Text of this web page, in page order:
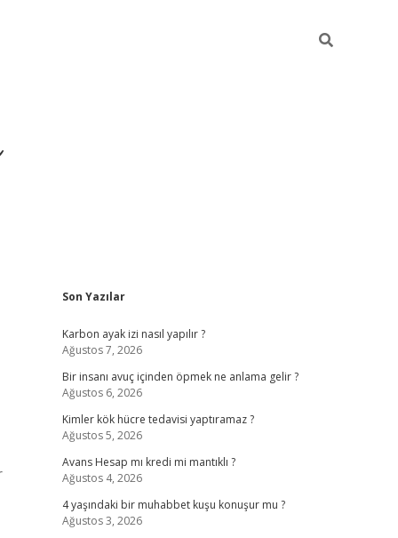
Sidebar
Son Yazılar
Karbon ayak izi nasıl yapılır ?
Ağustos 7, 2026
Bir insanı avuç içinden öpmek ne anlama gelir ?
Ağustos 6, 2026
Kimler kök hücre tedavisi yaptıramaz ?
Ağustos 5, 2026
Avans Hesap mı kredi mi mantıklı ?
Ağustos 4, 2026
4 yaşındaki bir muhabbet kuşu konuşur mu ?
Ağustos 3, 2026